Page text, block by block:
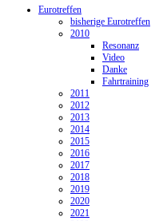
Eurotreffen
bisherige Eurotreffen
2010
Resonanz
Video
Danke
Fahrtraining
2011
2012
2013
2014
2015
2016
2017
2018
2019
2020
2021